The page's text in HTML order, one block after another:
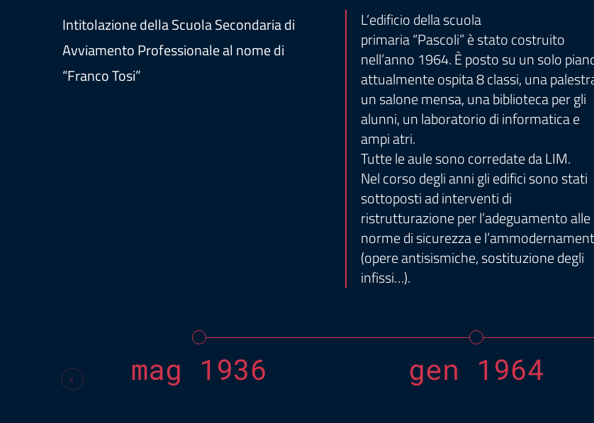
Intitolazione della Scuola Secondaria di
Avviamento Professionale al nome di
“Franco Tosi”
L’edificio della scuola
primaria “Pascoli” è stato costruito
nell’anno 1964. È posto su un solo
attualmente ospita 8 classi, una
un salone mensa, una biblioteca per gli
alunni, un laboratorio di informatica e
ampi atri.
Tutte le aule sono corredate da LIM.
Nel corso degli anni gli edifici sono stati
sottoposti ad interventi di
ristrutturazione per l’adeguamento alle
norme di sicurezza e
(opere antisismiche, sostituzione degli
infissi…).
mag 1936 gen 1964